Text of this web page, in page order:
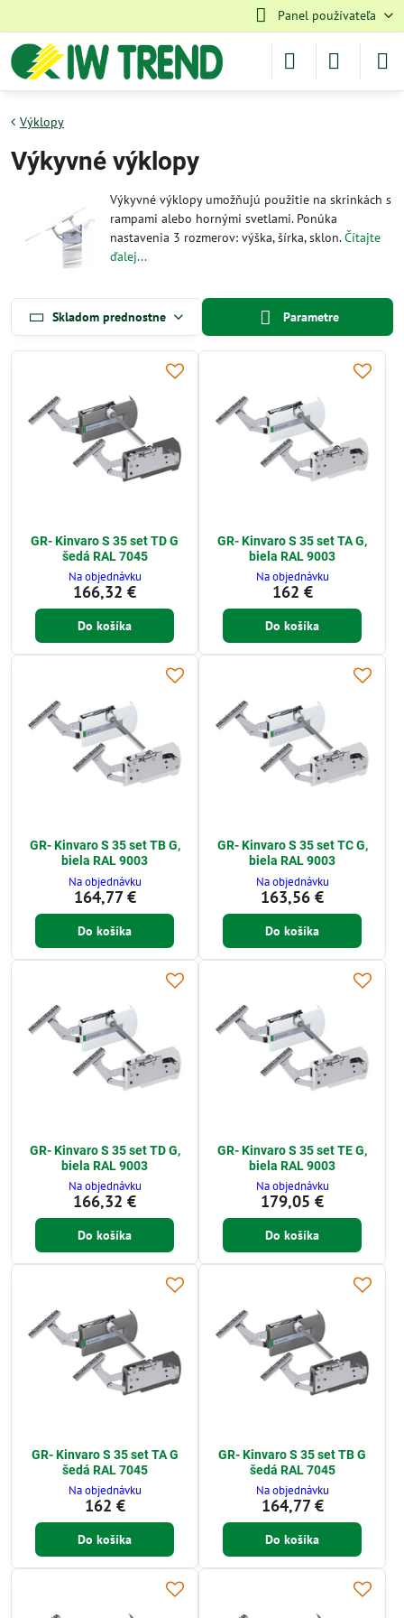
Panel používateľa
Výklopy
Výkyvné výklopy
Výkyvné výklopy umožňujú použitie na skrinkách s
rampami alebo hornými svetlami. Ponúka
nastavenia 3 rozmerov: výška, šírka, sklon.Čítajte
ďalej...
Skladom prednostne Parametre
GR- Kinvaro S 35 set TD G
šedá RAL 7045
Na objednávku
166,32 €
Do košíka
GR- Kinvaro S 35 set TA G,
biela RAL 9003
Na objednávku
162 €
Do košíka
GR- Kinvaro S 35 set TB G,
biela RAL 9003
Na objednávku
164,77 €
Do košíka
GR- Kinvaro S 35 set TC G,
biela RAL 9003
Na objednávku
163,56 €
Do košíka
GR- Kinvaro S 35 set TD G,
biela RAL 9003
Na objednávku
166,32 €
Do košíka
GR- Kinvaro S 35 set TE G,
biela RAL 9003
Na objednávku
179,05 €
Do košíka
GR- Kinvaro S 35 set TA G
šedá RAL 7045
Na objednávku
162 €
Do košíka
GR- Kinvaro S 35 set TB G
šedá RAL 7045
Na objednávku
164,77 €
Do košíka